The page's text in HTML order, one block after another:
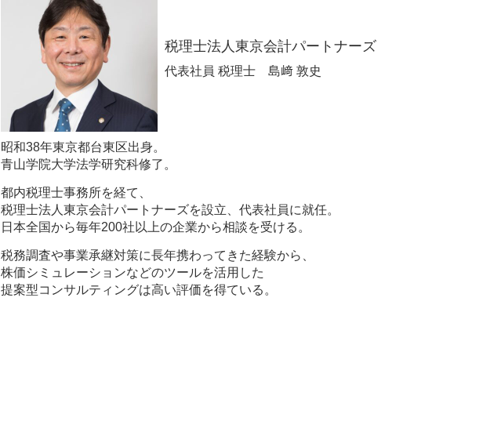
税理士法人東京会計パートナーズ
代表社員 税理士 島﨑 敦史
昭和38年東京都台東区出身。
青山学院大学法学研究科修了。
都内税理士事務所を経て、
税理士法人東京会計パートナーズを設立、代表社員に就任。
日本全国から毎年200社以上の企業から相談を受ける。
税務調査や事業承継対策に長年携わってきた経験から、
株価シミュレーションなどのツールを活用した
提案型コンサルティングは高い評価を得ている。